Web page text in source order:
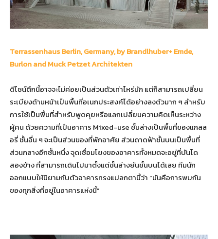
Terrassenhaus Berlin, Germany, by Brandlhuber+ Emde,
Burlon and Muck Petzet Architekten
ดีไซน์ตึกนี้อาจจะไม่ค่อยเป็นส่วนตัวเท่าไหร่นัก แต่ก็สามารถเปลี่ยน
ระเบียงด้านหน้าเป็นพื้นที่อเนกประสงค์ได้อย่างลงตัวมาก ๆ สำหรับ
การใช้เป็นพื้นที่สำหรับพูดคุยหรือแลกเปลี่ยนความคิดเห็นระหว่าง
ผู้คน ด้วยความที่เป็นอาคาร Mixed-use ชั้นล่างเป็นพื้นที่ของแกลล
อรี่ ชั้นอื่น ๆ จะเป็นส่วนของที่พักอาศัย ส่วนดาดฟ้าชั้นบนเป็นพื้นที่
ส่วนกลางอีกชั้นหนึ่ง จุดเชื่อมโยงของอาคารทั้งหมดจะอยู่ที่บันได
สองข้าง ที่สามารถเดินไปมาตั้งแต่ชั้นล่างยันชั้นบนได้เลย ทีมนัก
ออกแบบให้นิยามกับตัวอาคารทรงแปลกตานี้ว่า “มันคือการพบกัน
ของทุกสิ่งที่อยู่ในอาคารแห่งนี้”